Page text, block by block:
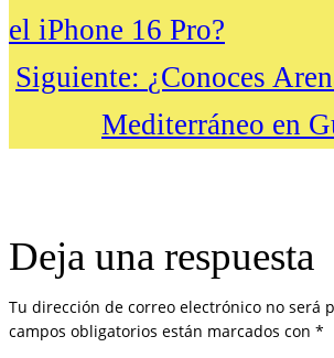
el iPhone 16 Pro?
Siguiente: ¿Conoces
Mediterráneo en
Deja una respuesta
Tu dirección de correo electrónico no será
campos obligatorios están marcados con *